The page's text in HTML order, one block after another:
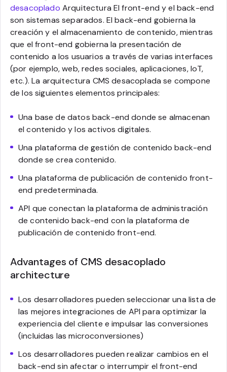
desacoplado Arquitectura El front-end y el back-end
son sistemas separados. El back-end gobierna la
creación y el almacenamiento de contenido, mientras
que el front-end gobierna la presentación de
contenido a los usuarios a través de varias interfaces
(por ejemplo, web, redes sociales, aplicaciones, IoT,
etc.). La arquitectura CMS desacoplada se compone
de los siguientes elementos principales:
Una base de datos back-end donde se almacenan
el contenido y los activos digitales.
Una plataforma de gestión de contenido back-end
donde se crea contenido.
Una plataforma de publicación de contenido front-
end predeterminada.
API que conectan la plataforma de administración
de contenido back-end con la plataforma de
publicación de contenido front-end.
Advantages of CMS desacoplado
architecture
Los desarrolladores pueden seleccionar una lista de
las mejores integraciones de API para optimizar la
experiencia del cliente e impulsar las conversiones
(incluidas las microconversiones)
Los desarrolladores pueden realizar cambios en el
back-end sin afectar o interrumpir el front-end